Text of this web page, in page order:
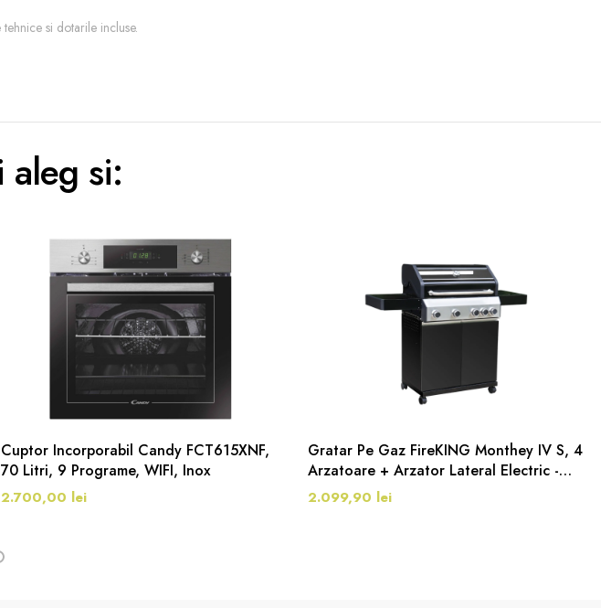
si dotarile incluse.
si:
Cuptor Incorporabil Candy FCT615XNF,
70 Litri, 9 Programe, WIFI, Inox
2.700,00 lei
Gratar Pe Gaz FireKING Monthey IV S, 4
Arzatoare + Arzator Lateral Electric -
Inclusiv Piatra Pentru Pizza Si Placa De
Gratar, Negru
2.099,90 lei